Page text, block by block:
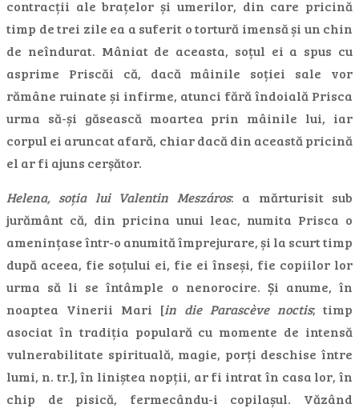
contracții ale brațelor și umerilor, din care pricină
timp de trei zile ea a suferit o tortură imensă și un chin
de neîndurat. Mâniat de aceasta, soțul ei a spus cu
asprime Priscăi că, dacă mâinile soției sale vor
rămâne ruinate și infirme, atunci fără îndoială Prisca
urma să-și găsească moartea prin mâinile lui, iar
corpul ei aruncat afară, chiar dacă din această pricină
el ar fi ajuns cerșător.
Helena, soția lui Valentin Meszáros: a mărturisit sub
jurământ că, din pricina unui leac, numita Prisca o
amenințase într-o anumită împrejurare, și la scurt timp
după aceea, fie soțului ei, fie ei înseși, fie copiilor lor
urma să li se întâmple o nenorocire. Și anume, în
noaptea Vinerii Mari [in die Parascève noctis; timp
asociat în tradiția populară cu momente de intensă
vulnerabilitate spirituală, magie, porți deschise între
lumi, n. tr.], în liniștea nopții, ar fi intrat în casa lor, în
chip de pisică, fermecându-i copilașul. Văzând